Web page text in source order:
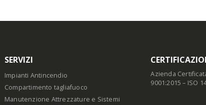
SERVIZI
Impianti Antincendio
Compartimento tagliafuoco
Manutenzione Attrezzature e Sistemi
Azienda
9001:2015 – ISO